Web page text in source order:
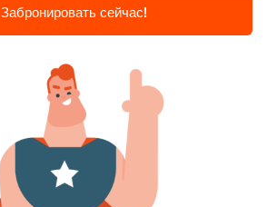
Забронировать сейчас!